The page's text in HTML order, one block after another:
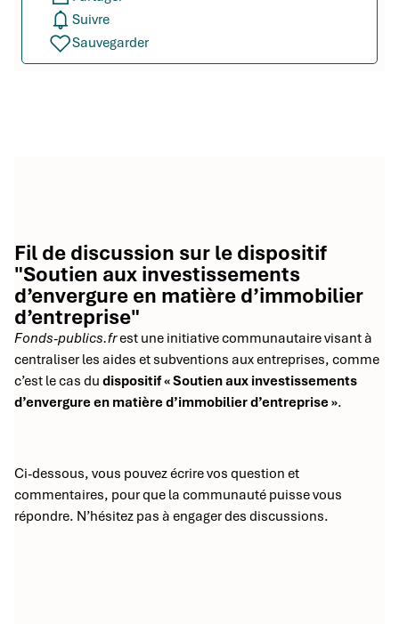
Suivre
Sauvegarder
Fil de discussion sur le dispositif
"Soutien aux investissements
d’envergure en matière d’immobilier
d’entreprise"
Fonds-publics.frest une initiative communautaire visant à
centraliser les aides et subventions aux entreprises, comme
c’est le cas du dispositif « Soutien aux investissements
d’envergure en matière d’immobilier d’entreprise ».
Ci-dessous, vous pouvez écrire vos question et
commentaires, pour que la communauté puisse vous
répondre. N’hésitez pas à engager des discussions.